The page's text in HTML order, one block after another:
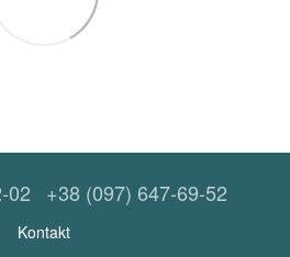
02 +38 (097) 647-69-52
Kontakt